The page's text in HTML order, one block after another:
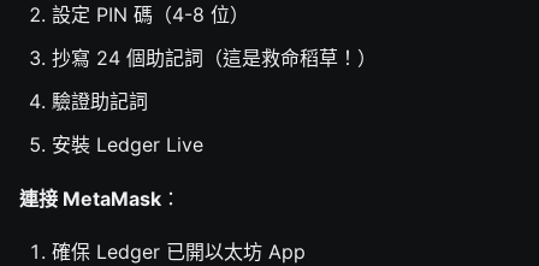
設定 PIN 碼（4-8 位）
抄寫 24 個助記詞（這是救命稻草！）
驗證助記詞
安裝 Ledger Live
連接 MetaMask ：
確保 Ledger 已開以太坊 App